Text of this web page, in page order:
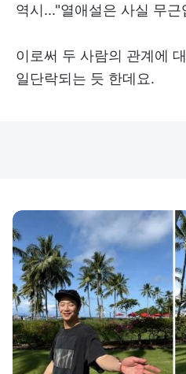
역시..."열애설은 사실 무근
이로써 두 사람의 관계에
일단락되는 듯 한데요.